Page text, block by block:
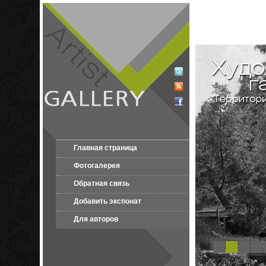
Главная страница
Фотогалерея
Обратная связь
Добавить экспонат
Для авторов